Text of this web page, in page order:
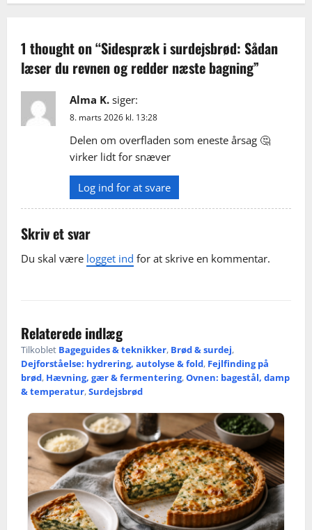
v
i
a
o
n
1 thought on “Sidespræk i surdejsbrød: Sådan
læser du revnen og redder næste bagning”
Alma K. siger:
8. marts 2026 kl. 13:28
Delen om overfladen som eneste årsag 🤔
virker lidt for snæver
Log ind for at svare
Skriv et svar
Du skal være logget ind for at skrive en kommentar.
Relaterede indlæg
Tilkoblet Bageguides & teknikker, Brød & surdej,
Dejforståelse: hydrering, autolyse & fold, Fejlfinding på
brød, Hævning, gær & fermentering,Ovnen: bagestål, damp
& temperatur,Surdejsbrød